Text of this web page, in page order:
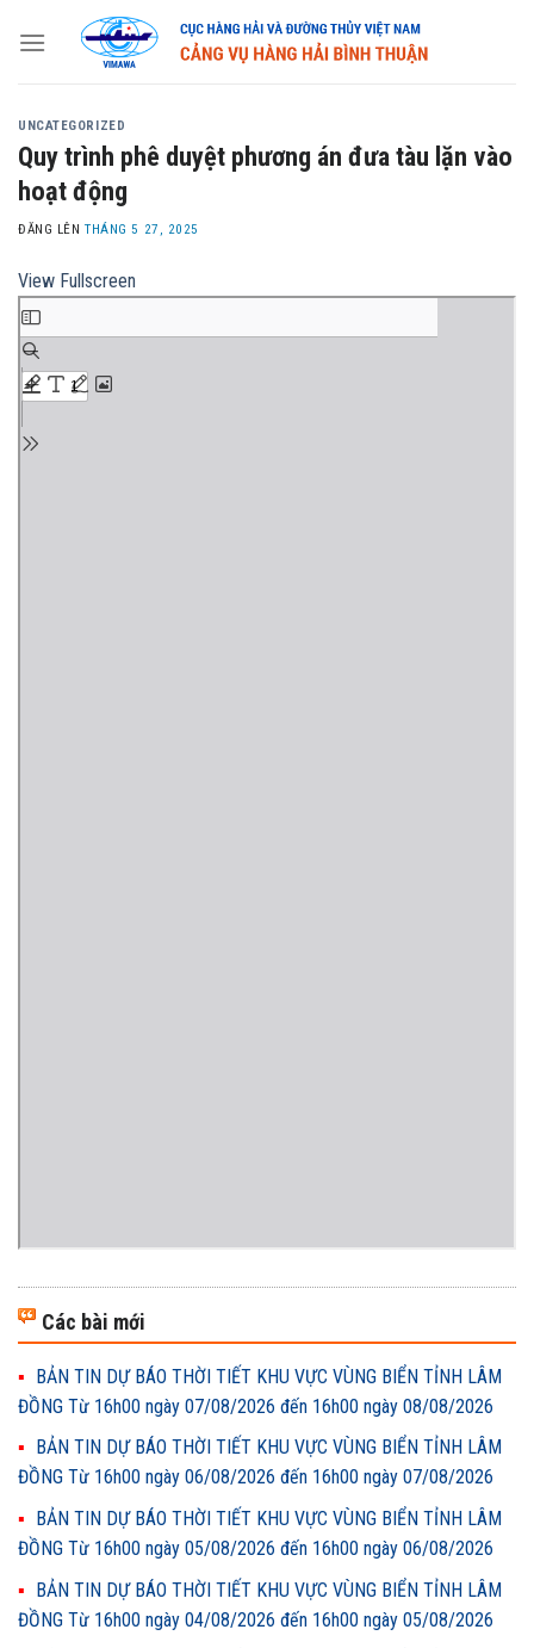
UNCATEGORIZED
Quy trình phê duyệt phương án đưa tàu lặn vào
hoạt động
ĐĂNG LÊNTHÁNG 5 27, 2025
View Fullscreen
Các bài mới
BẢN TIN DỰ BÁO THỜI TIẾT KHU VỰC VÙNG BIỂN TỈNH LÂM
ĐỒNG Từ 16h00 ngày 07/08/2026 đến 16h00 ngày 08/08/2026
BẢN TIN DỰ BÁO THỜI TIẾT KHU VỰC VÙNG BIỂN TỈNH LÂM
ĐỒNG Từ 16h00 ngày 06/08/2026 đến 16h00 ngày 07/08/2026
BẢN TIN DỰ BÁO THỜI TIẾT KHU VỰC VÙNG BIỂN TỈNH LÂM
ĐỒNG Từ 16h00 ngày 05/08/2026 đến 16h00 ngày 06/08/2026
BẢN TIN DỰ BÁO THỜI TIẾT KHU VỰC VÙNG BIỂN TỈNH LÂM
ĐỒNG Từ 16h00 ngày 04/08/2026 đến 16h00 ngày 05/08/2026